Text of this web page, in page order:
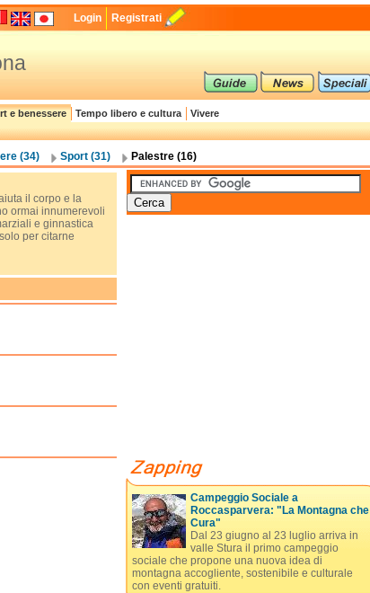
Login Registrati
e benessere Tempo libero e cultura Vivere
(34) Sport (31) Palestre (16)
il corpo e la
ormai innumerevoli
e ginnastica
per citarne
Campeggio Sociale a
Roccasparvera: "La Montagna che
Cura"
Dal 23 giugno al 23 luglio arriva in
valle Stura il primo campeggio
sociale che propone una nuova idea di
montagna accogliente, sostenibile e culturale
con eventi gratuiti.